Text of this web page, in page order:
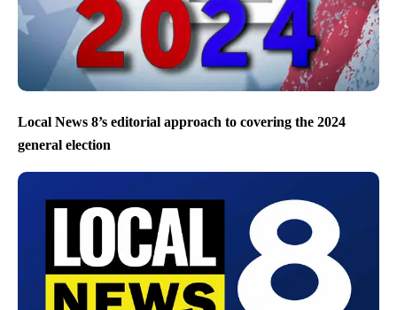
Local News 8’s editorial approach to covering the 2024
general election